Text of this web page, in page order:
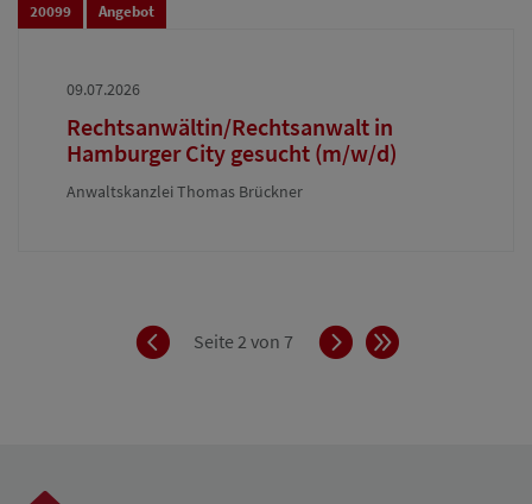
20099 Angebot
09.07.2026
Rechtsanwältin/Rechtsanwalt in
Hamburger City gesucht (m/w/d)
Anwaltskanzlei Thomas Brückner
ZurückSeite 2 von 7 VorwärtsEnde